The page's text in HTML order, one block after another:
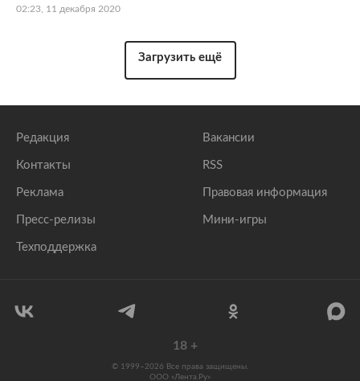
02:23, 11 декабря 2020
Загрузить ещё
Редакция
Контакты
Реклама
Пресс-релизы
Техподдержка
Вакансии
RSS
Правовая информация
Мини-игры
18 +
© 1999–2026 Все права защищены.
ООО «Лента.Ру»